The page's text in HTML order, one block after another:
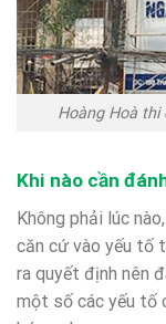
Hoàng Hoà thi
Khi nào cần
Không phải lúc
căn cứ vào yếu tố
ra quyết định nên
một số các yếu tố